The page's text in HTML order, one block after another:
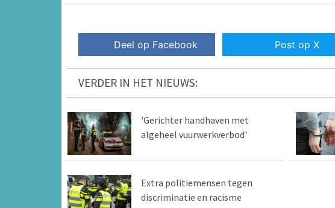
Deel op Facebook Post op X
VERDER IN HET NIEUWS:
'Gerichter handhaven met
algeheel vuurwerkverbod'
Extra politiemensen tegen
discriminatie en racisme